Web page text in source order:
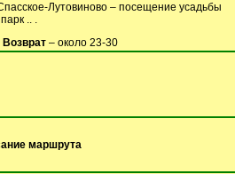
Лутовиново – посещение усадьбы
.. .
Возврат – около 23-30
маршрута